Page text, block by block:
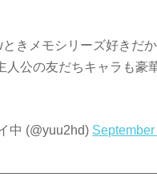
きメモシリーズ好きだ
人公の友だちキャラも豪
中 (@yuu2hd)